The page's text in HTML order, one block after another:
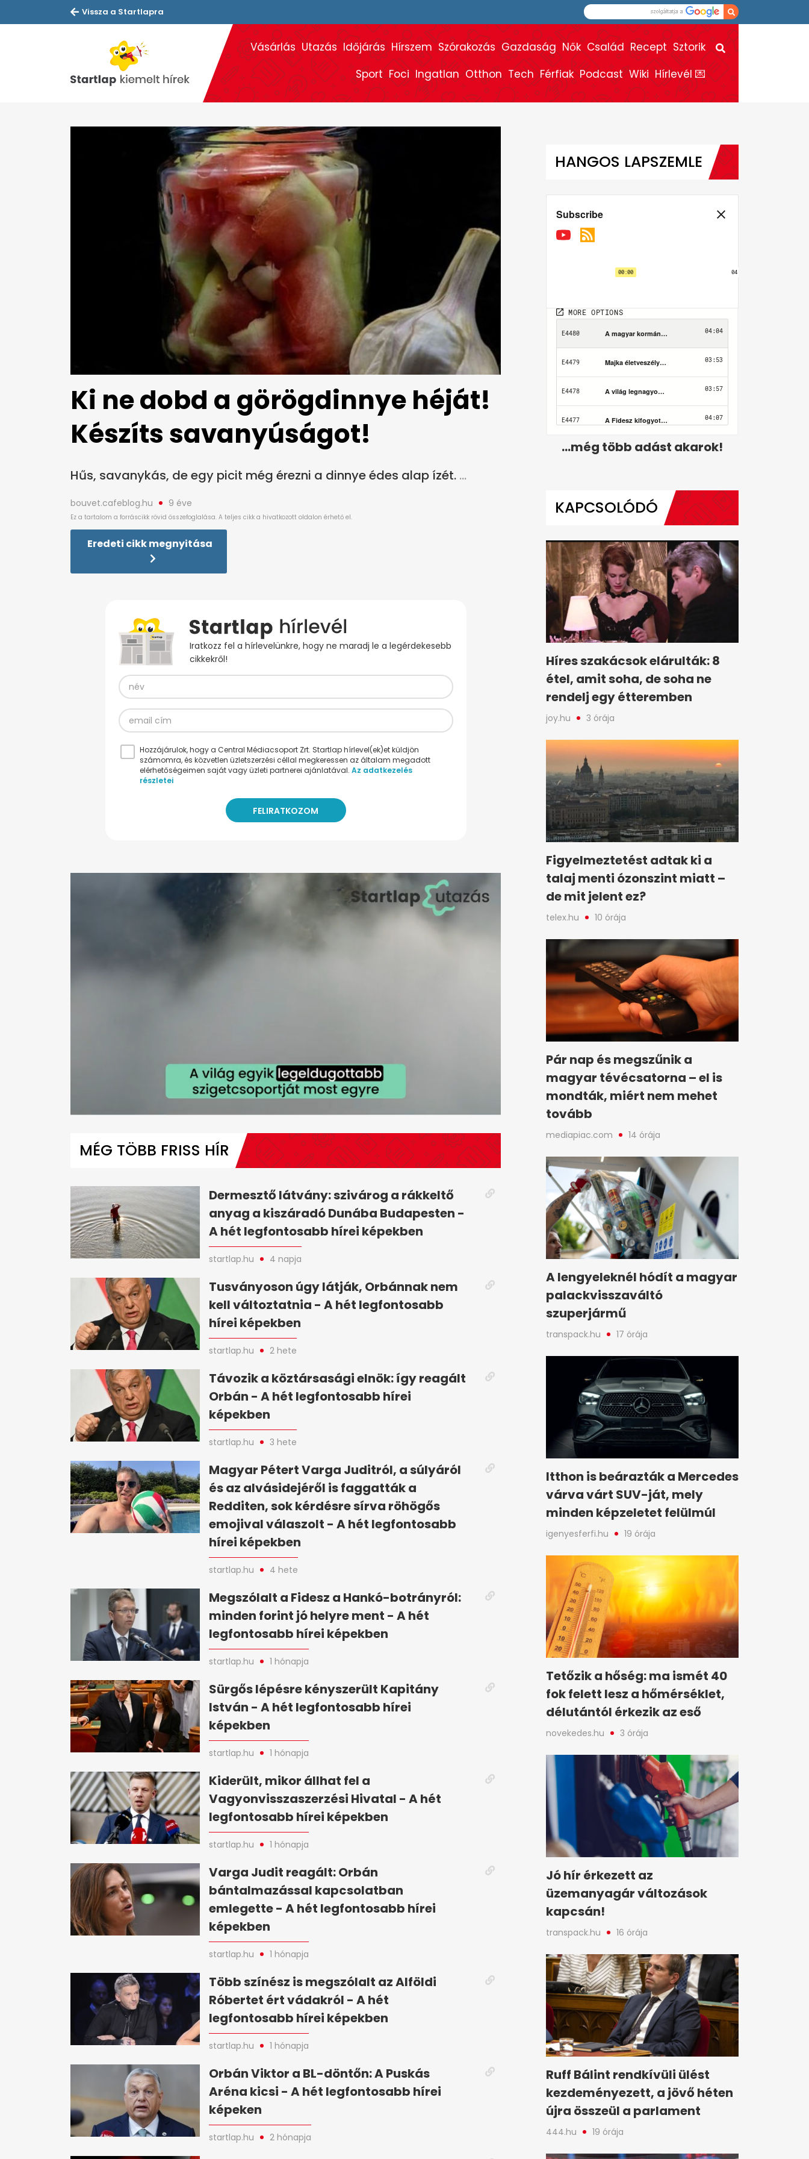
Vissza a Startlapra
Vásárlás Utazás Időjárás Hírszem Szórakozás Gazdaság Nők Család Recept Sztorik
Sport Foci Ingatlan Otthon Tech Férfiak Podcast Wiki Hírlevél 💌
Ki ne dobd a görögdinnye héját!
Készíts savanyúságot!
Hűs, savanykás, de egy picit még érezni a dinnye édes alap ízét.
bouvet.cafeblog.hu 9 éve
Eredeti cikk megnyitása
Iratkozz fel a hírlevelünkre, hogy ne maradj le a legérdekesebb
cikkekről!
Hozzájárulok, hogy a Central Médiacsoport Zrt. Startlap hírlevel(ek)et küldjön
számomra, és közvetlen üzletszerzési céllal megkeressen az általam megadott
elérhetőségeimen saját vagy üzleti partnerei ajánlatával. Az adatkezelés
részletei
minute,
0%
MÉG TÖBB FRISS HÍR
Dermesztő látvány: szivárog a rákkeltő
anyag a kiszáradó Dunába Budapesten -
A hét legfontosabb hírei képekben
startlap.hu 4 napja
Tusványoson úgy látják, Orbánnak nem
kell változtatnia - A hét legfontosabb
hírei képekben
startlap.hu 2 hete
Távozik a köztársasági elnök: így reagált
Orbán - A hét legfontosabb hírei
képekben
startlap.hu 3 hete
Magyar Pétert Varga Juditról, a súlyáról
és az alvásidejéről is faggatták a
Redditen, sok kérdésre sírva röhögős
emojival válaszolt - A hét legfontosabb
hírei képekben
startlap.hu 4 hete
Megszólalt a Fidesz a Hankó-botrányról:
minden forint jó helyre ment - A hét
legfontosabb hírei képekben
startlap.hu 1 hónapja
Sürgős lépésre kényszerült Kapitány
István - A hét legfontosabb hírei
képekben
startlap.hu 1 hónapja
Kiderült, mikor állhat fel a
Vagyonvisszaszerzési Hivatal - A hét
legfontosabb hírei képekben
startlap.hu 1 hónapja
Varga Judit reagált: Orbán
bántalmazással kapcsolatban
emlegette - A hét legfontosabb hírei
képekben
startlap.hu 1 hónapja
Több színész is megszólalt az Alföldi
Róbertet ért vádakról - A hét
legfontosabb hírei képekben
startlap.hu 1 hónapja
Orbán Viktor a BL-döntőn: A Puskás
Aréna kicsi - A hét legfontosabb hírei
képeken
startlap.hu 2 hónapja
HANGOS LAPSZEMLE
...még több adást akarok!
KAPCSOLÓDÓ
Híres szakácsok elárulták: 8
étel, amit soha, de soha ne
rendelj egy étteremben
joy.hu 3 órája
Figyelmeztetést adtak ki a
talaj menti ózonszint miatt –
de mit jelent ez?
telex.hu 10 órája
Pár nap és megszűnik a
magyar tévécsatorna – el is
mondták, miért nem mehet
tovább
mediapiac.com 14 órája
A lengyeleknél hódít a magyar
palackvisszaváltó
szuperjármű
transpack.hu 17 órája
Itthon is beárazták a Mercedes
várva várt SUV-ját, mely
minden képzeletet felülmúl
igenyesferfi.hu 19 órája
Tetőzik a hőség: ma ismét 40
fok felett lesz a hőmérséklet,
délutántól érkezik az eső
novekedes.hu 3 órája
Jó hír érkezett az
üzemanyagár változások
kapcsán!
transpack.hu 16 órája
Ruff Bálint rendkívüli ülést
kezdeményezett, a jövő héten
újra összeül a parlament
444.hu 19 órája